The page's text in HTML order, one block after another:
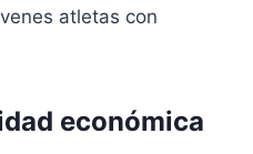
atletas con
económica